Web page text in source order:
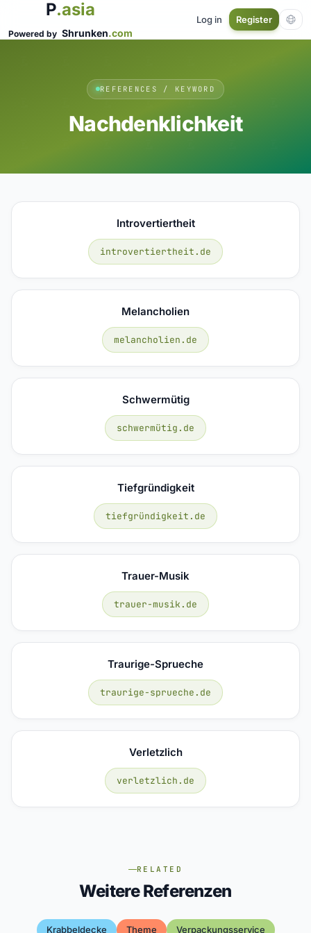
P.asia
Powered by Shrunken.com
Log in Register
REFERENCES / KEYWORD
Nachdenklichkeit
Introvertiertheit
introvertiertheit.de
Melancholien
melancholien.de
Schwermütig
schwermütig.de
Tiefgründigkeit
tiefgründigkeit.de
Trauer-Musik
trauer-musik.de
Traurige-Sprueche
traurige-sprueche.de
Verletzlich
verletzlich.de
RELATED
Weitere Referenzen
Krabbeldecke Theme Verpackungsservice